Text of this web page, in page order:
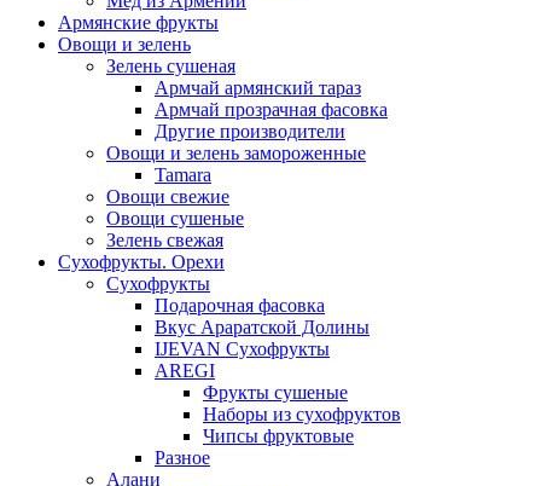
Армянские фрукты
Овощи и зелень
Зелень сушеная
Армчай армянский тараз
Армчай прозрачная фасовка
Другие производители
Овощи и зелень замороженные
Tamara
Овощи свежие
Овощи сушеные
Зелень свежая
Сухофрукты. Орехи
Сухофрукты
Подарочная фасовка
Вкус Араратской Долины
IJEVAN Сухофрукты
AREGI
Фрукты сушеные
Наборы из сухофруктов
Чипсы фруктовые
Разное
Алани